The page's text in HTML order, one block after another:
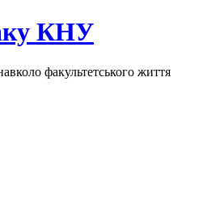
КНУ
факультетського життя